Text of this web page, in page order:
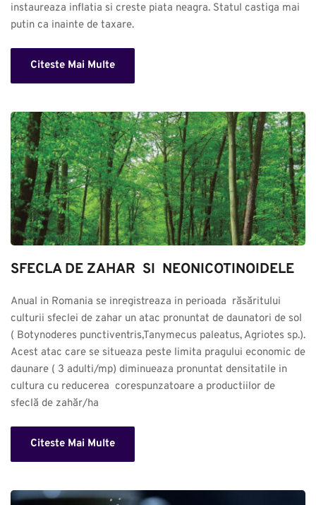
instaureaza inflatia si creste piata neagra. Statul castiga mai
putin ca inainte de taxare.
Citeste Mai Multe
SFECLA DE ZAHAR  SI  NEONICOTINOIDELE
Anual in Romania se inregistreaza in perioada  răsăritului
culturii sfeclei de zahar un atac pronuntat de daunatori de sol
( Botynoderes punctiventris,Tanymecus paleatus, Agriotes sp.).
Acest atac care se situeaza peste limita pragului economic de
daunare ( 3 adulti/mp) diminueaza pronuntat densitatile in
cultura cu reducerea  corespunzatoare a productiilor de
sfeclă de zahăr/ha
Citeste Mai Multe